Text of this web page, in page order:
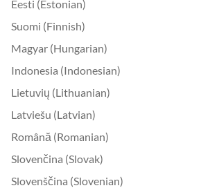
Eesti (Estonian)
Suomi (Finnish)
Magyar (Hungarian)
Indonesia (Indonesian)
Lietuvių (Lithuanian)
Latviešu (Latvian)
Română (Romanian)
Slovenčina (Slovak)
Slovenščina (Slovenian)